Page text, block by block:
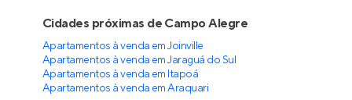
Cidades próximas de Campo Alegre
Apartamentos à venda em Joinville
Apartamentos à venda em Jaraguá do Sul
Apartamentos à venda em Itapoá
Apartamentos à venda em Araquari